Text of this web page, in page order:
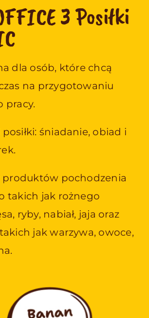
3 Posiłki
dla osób, które chcą
na przygotowaniu
pracy.
śniadanie, obiad i
produktów pochodzenia
takich jak rożnego
ryby, nabiał, jaja oraz
jak warzywa, owoce,